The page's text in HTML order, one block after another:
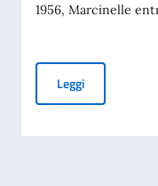
1956, Marcinelle
LeggiMessaggio